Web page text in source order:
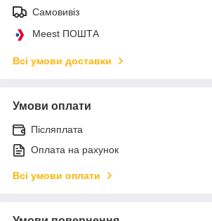
Самовивіз
Meest ПОШТА
Всі умови доставки
Умови оплати
Післяплата
Оплата на рахунок
Всі умови оплати